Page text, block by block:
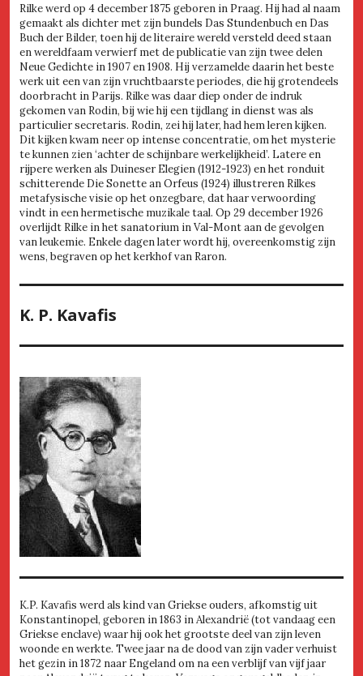
Rilke werd op 4 december 1875 geboren in Praag. Hij had al naam
gemaakt als dichter met zijn bundels Das Stundenbuch en Das
Buch der Bilder, toen hij de literaire wereld versteld deed staan
en wereldfaam verwierf met de publicatie van zijn twee delen
Neue Gedichte in 1907 en 1908. Hij verzamelde daarin het beste
werk uit een van zijn vruchtbaarste periodes, die hij grotendeels
doorbracht in Parijs. Rilke was daar diep onder de indruk
gekomen van Rodin, bij wie hij een tijdlang in dienst was als
particulier secretaris. Rodin, zei hij later, had hem leren kijken.
Dit kijken kwam neer op intense concentratie, om het mysterie
te kunnen zien ‘achter de schijnbare werkelijkheid’. Latere en
rijpere werken als Duineser Elegien (1912-1923) en het ronduit
schitterende Die Sonette an Orfeus (1924) illustreren Rilkes
metafysische visie op het onzegbare, dat haar verwoording
vindt in een hermetische muzikale taal. Op 29 december 1926
overlijdt Rilke in het sanatorium in Val-Mont aan de gevolgen
van leukemie. Enkele dagen later wordt hij, overeenkomstig zijn
wens, begraven op het kerkhof van Raron.
K. P. Kavafis
K.P. Kavafis werd als kind van Griekse ouders, afkomstig uit
Konstantinopel, geboren in 1863 in Alexandrië (tot vandaag een
Griekse enclave) waar hij ook het grootste deel van zijn leven
woonde en werkte. Twee jaar na de dood van zijn vader verhuist
het gezin in 1872 naar Engeland om na een verblijf van vijf jaar